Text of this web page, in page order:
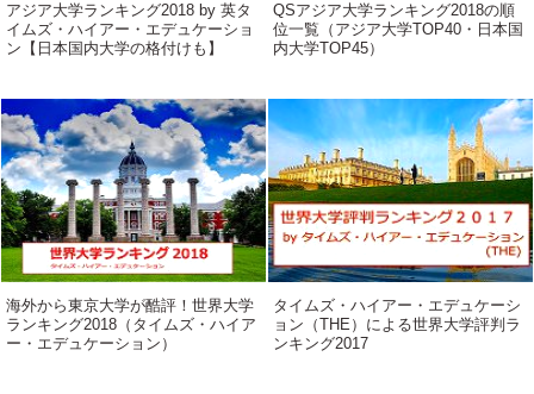
アジア大学ランキング2018 by 英タ
イムズ・ハイアー・エデュケーショ
ン【日本国内大学の格付けも】
QSアジア大学ランキング2018の順
位一覧（アジア大学TOP40・日本国
内大学TOP45）
海外から東京大学が酷評！世界大学
ランキング2018（タイムズ・ハイア
ー・エデュケーション）
タイムズ・ハイアー・エデュケーシ
ョン（THE）による世界大学評判ラ
ンキング2017